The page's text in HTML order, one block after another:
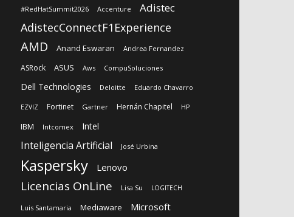
#RedHatSummit2026 Accenture Adistec
AdistecConnectF1Experience
AMD Anand Eswaran Andrea Fernandez
ASRock ASUS Aws CompuSoluciones
Dell Technologies Deloitte Eduardo Chavarro
EZVIZ Fortinet Gartner Hernán Chapitel HP
IBM Intcomex Intel
Inteligencia Artificial José Urbina
Kaspersky Lenovo
Licencias OnLine Lisa Su LOGITECH
Luis Santamaria Mediaware Microsoft